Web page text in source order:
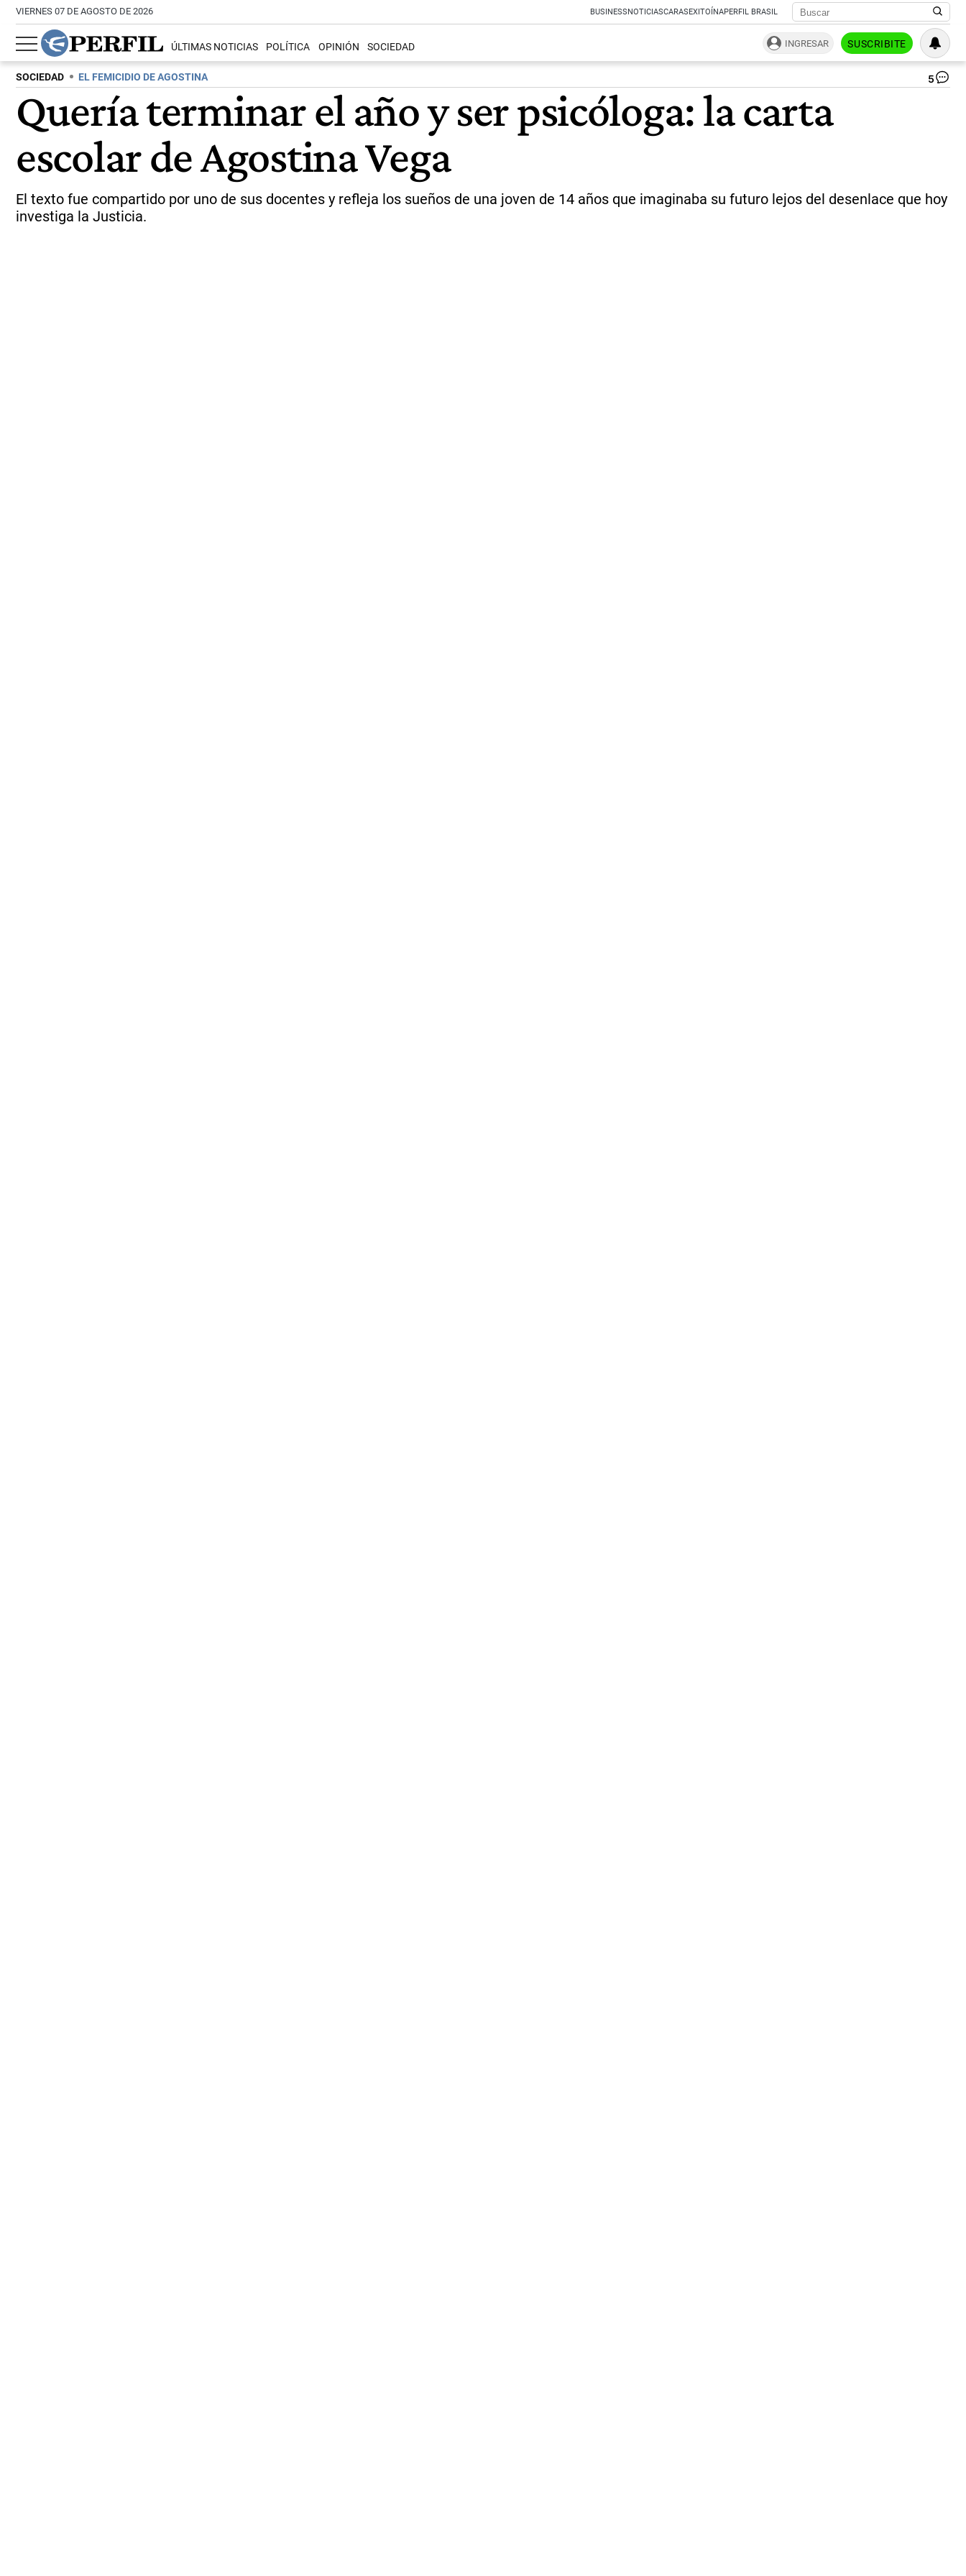
VIERNES 07 DE AGOSTO DE 2026 BUSINESSNOTICIASCARASEXITOÍNAPERFIL BRASIL
ÚLTIMAS NOTICIAS POLÍTICA OPINIÓN SOCIEDAD INGRESAR SUSCRIBITE
SOCIEDAD EL FEMICIDIO DE AGOSTINA 5
Quería terminar el año y ser psicóloga: la carta
escolar de Agostina Vega
El texto fue compartido por uno de sus docentes y refleja los sueños de una joven de 14 años que imaginaba su futuro lejos del desenlace que hoy
investiga la Justicia.